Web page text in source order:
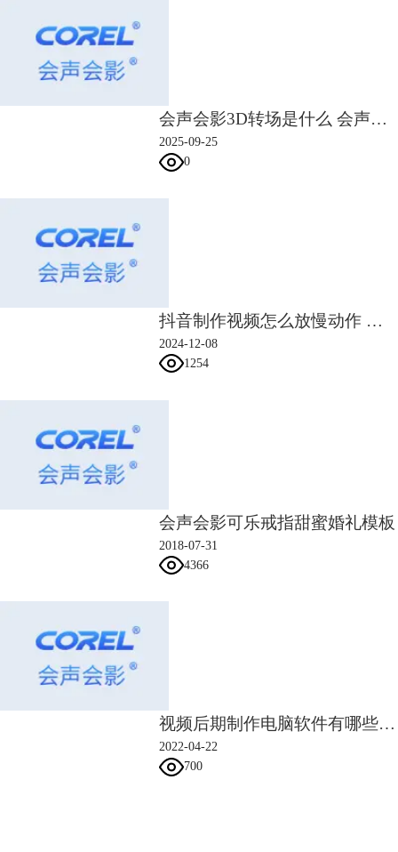
图四：点击进入【录制】界面
试听，在试听过程中，我们可以根据实际情况调整麦克风的音量，设置完
成后，就可以开始配音了。
图五：进入音量调整以及试音界面
6、配音完成后，就可以将配置的录音添加在视频中，若是想添加背景音
够给视频添加背景音乐了。
会声会影3D转场是什么 会声会影3D转场预设方法
2025-09-25
0
抖音制作视频怎么放慢动作 抖音制作视频怎么加语音配音
2024-12-08
1254
会声会影可乐戒指甜蜜婚礼模板
2018-07-31
4366
视频后期制作电脑软件有哪些 视频后期制作电脑配置要求
2022-04-22
700